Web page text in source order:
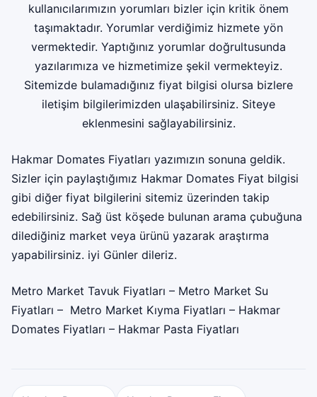
kullanıcılarımızın yorumları bizler için kritik önem
taşımaktadır. Yorumlar verdiğimiz hizmete yön
vermektedir. Yaptığınız yorumlar doğrultusunda
yazılarımıza ve hizmetimize şekil vermekteyiz.
Sitemizde bulamadığınız fiyat bilgisi olursa bizlere
iletişim bilgilerimizden ulaşabilirsiniz. Siteye
eklenmesini sağlayabilirsiniz.
Hakmar Domates Fiyatları yazımızın sonuna geldik.
Sizler için paylaştığımız Hakmar Domates Fiyat bilgisi
gibi diğer fiyat bilgilerini sitemiz üzerinden takip
edebilirsiniz. Sağ üst köşede bulunan arama çubuğuna
dilediğiniz market veya ürünü yazarak araştırma
yapabilirsiniz. iyi Günler dileriz.
Metro Market Tavuk Fiyatları – Metro Market Su
Fiyatları – Metro Market Kıyma Fiyatları – Hakmar
Domates Fiyatları – Hakmar Pasta Fiyatları